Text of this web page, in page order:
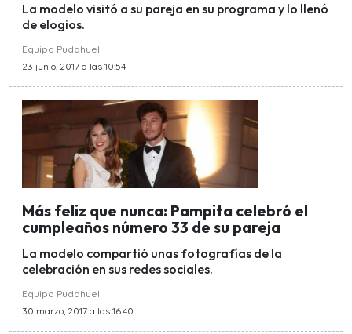
La modelo visitó a su pareja en su programa y lo llenó
de elogios.
Equipo Pudahuel
23 junio, 2017 a las 10:54
Más feliz que nunca: Pampita celebró el
cumpleaños número 33 de su pareja
La modelo compartió unas fotografías de la
celebración en sus redes sociales.
Equipo Pudahuel
30 marzo, 2017 a las 16:40